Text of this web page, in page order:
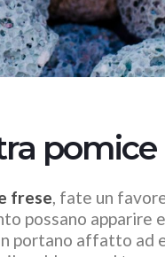
Leggi di più
pomice
frese, fate un
possano apparire
portano affatto ad